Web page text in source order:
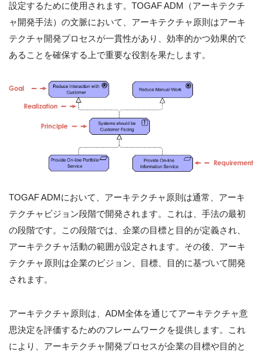
設定するために使用されます。TOGAF ADM（アーキテクチ
ャ開発手法）の文脈において、アーキテクチャ原則はアーキ
テクチャ開発プロセスが一貫性があり、効率的かつ効果的で
あることを確保する上で重要な役割を果たします。
TOGAF ADMにおいて、アーキテクチャ原則は通常、アーキ
テクチャビジョン段階で開発されます。これは、手法の最初
の段階です。この段階では、企業の目標と目的が定義され、
アーキテクチャ活動の範囲が設定されます。その後、アーキ
テクチャ原則は企業のビジョン、目標、目的に基づいて開発
されます。
アーキテクチャ原則は、ADM全体を通じてアーキテクチャ意
思決定を評価するためのフレームワークを提供します。これ
により、アーキテクチャ開発プロセスが企業の目標や目的と